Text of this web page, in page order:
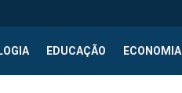
EDUCAÇÃO ECONOMIA